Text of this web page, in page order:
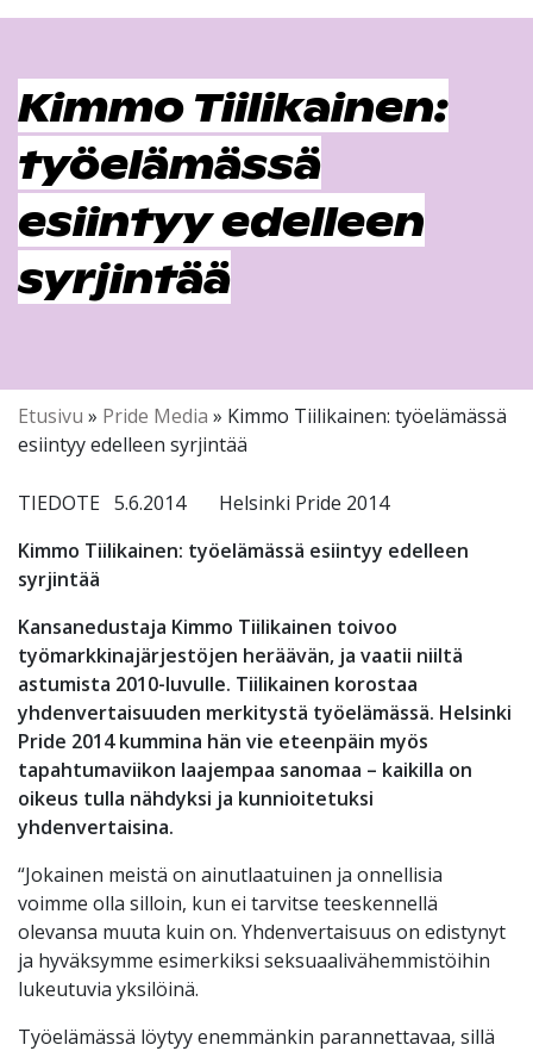
Kimmo Tiilikainen:
työelämässä
esiintyy edelleen
syrjintää
Etusivu » Pride Media » Kimmo Tiilikainen: työelämässä
esiintyy edelleen syrjintää
TIEDOTE 5.6.2014 Helsinki Pride 2014
Kimmo Tiilikainen: työelämässä esiintyy edelleen
syrjintää
Kansanedustaja Kimmo Tiilikainen toivoo
työmarkkinajärjestöjen heräävän, ja vaatii niiltä
astumista 2010-luvulle. Tiilikainen korostaa
yhdenvertaisuuden merkitystä työelämässä. Helsinki
Pride 2014 kummina hän vie eteenpäin myös
tapahtumaviikon laajempaa sanomaa – kaikilla on
oikeus tulla nähdyksi ja kunnioitetuksi
yhdenvertaisina.
“Jokainen meistä on ainutlaatuinen ja onnellisia
voimme olla silloin, kun ei tarvitse teeskennellä
olevansa muuta kuin on. Yhdenvertaisuus on edistynyt
ja hyväksymme esimerkiksi seksuaalivähemmistöihin
lukeutuvia yksilöinä.
Työelämässä löytyy enemmänkin parannettavaa, sillä